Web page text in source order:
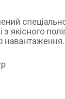
якісного
навантаження.